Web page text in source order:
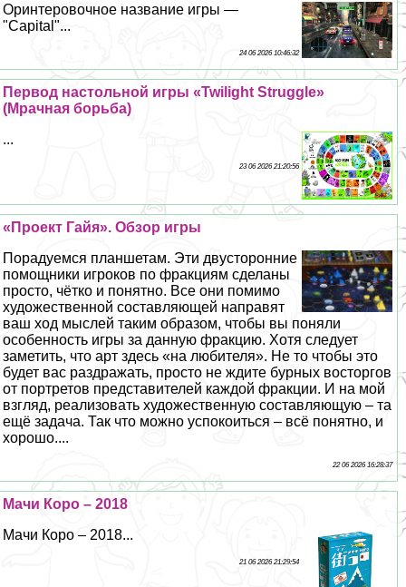
Оринтеровочное название игры —
"Capital"...
24 06 2026 10:46:32
Первод настольной игры «Twilight Struggle»
(Мрачная борьба)
...
23 06 2026 21:20:56
«Проект Гайя». Обзор игры
Порадуемся планшетам. Эти двусторонние
помощники игроков по фpaкциям сделаны
просто, чётко и понятно. Все они помимо
художественной составляющей направят
ваш ход мыслей таким образом, чтобы вы поняли
особенность игры за данную фpaкцию. Хотя следует
заметить, что арт здесь «на любителя». Не то чтобы это
будет вас раздражать, просто не ждите бурных восторгов
от портретов представителей каждой фpaкции. И на мой
взгляд, реализовать художественную составляющую – та
ещё задача. Так что можно успокоиться – всё понятно, и
хорошо....
22 06 2026 16:28:37
Мачи Коро – 2018
Мачи Коро – 2018...
21 06 2026 21:29:54